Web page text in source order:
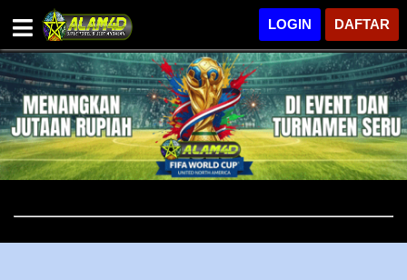
LOGIN DAFTAR